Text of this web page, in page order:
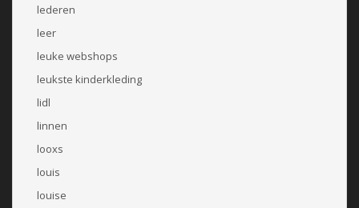
lederen
leer
leuke webshops
leukste kinderkleding
lidl
linnen
looxs
louis
louise